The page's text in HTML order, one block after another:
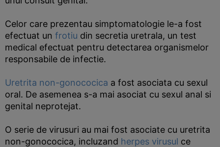
Celor care prezentau simptomatologie le-a fost
efectuat un frotiu din secretia uretrala, un test
medical efectuat pentru detectarea organismelor
responsabile de infectie.
Uretrita non-gonococica a fost asociata cu sexul
oral. De asemenea s-a mai asociat cu sexul anal si
genital neprotejat.
O serie de virusuri au mai fost asociate cu uretrita
non-gonococica, incluzand herpes virusul ce